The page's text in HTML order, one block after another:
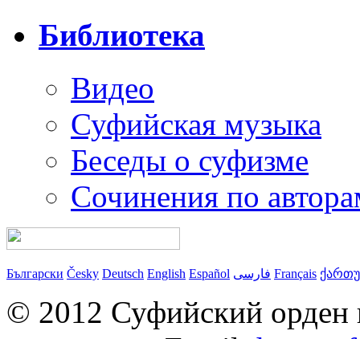
Библиотека
Видео
Суфийская музыка
Беседы о суфизме
Сочинения по
Български Česky Deutsch English Español فارسی Français
© 2012 Суфийский орден